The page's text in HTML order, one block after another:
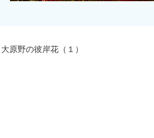
大原野の彼岸花（１）